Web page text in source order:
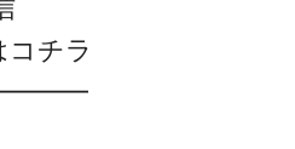
コチラ